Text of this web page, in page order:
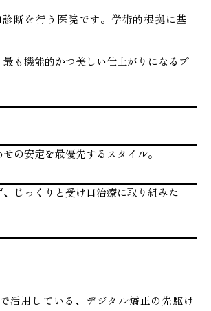
断を行う医院です。学術的根拠に基
も機能的かつ美しい仕上がりになるプ
の安定を最優先するスタイル。
じっくりと受け口治療に取り組みた
活用している、デジタル矯正の先駆け